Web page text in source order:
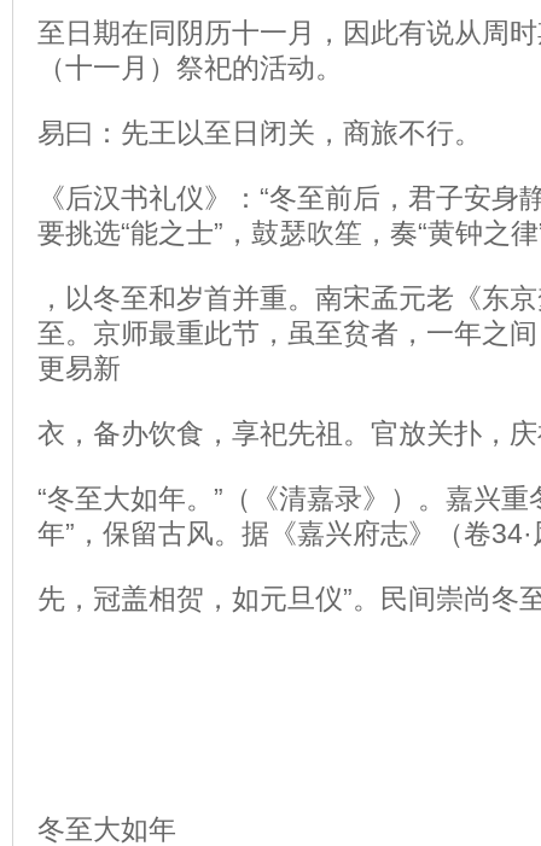
至日期在同阴历十一月，因此有说从周
（十一月）祭祀的活动。
易曰：先王以至日闭关，商旅不行。
《后汉书礼仪》：“冬至前后，君子安身
要挑选“能之士”，鼓瑟吹笙，奏“黄钟之
，以冬至和岁首并重。南宋孟元老《东
至。京师最重此节，虽至贫者，一年之
更易新
衣，备办饮食，享祀先祖。官放关扑，
“冬至大如年。”（《清嘉录》）。嘉兴重
年”，保留古风。据《嘉兴府志》（卷
先，冠盖相贺，如元旦仪”。民间崇尚
冬至大如年